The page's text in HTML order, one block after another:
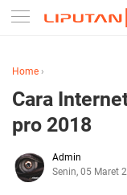
Home ›
Cara
pro 2018
Admin
Senin, 05 Maret